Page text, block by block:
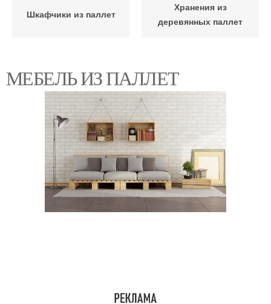
Шкафчики из паллет
Хранения из
деревянных паллет
МЕБЕЛЬ ИЗ ПАЛЛЕТ